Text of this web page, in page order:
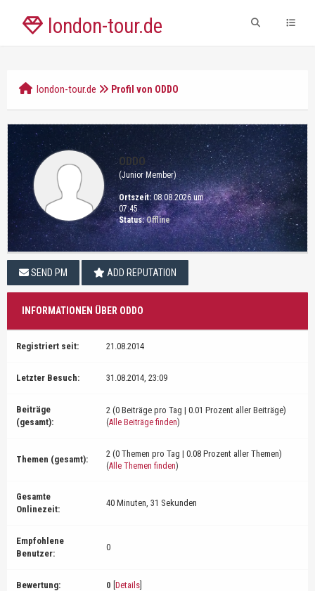
london-tour.de
london-tour.de Profil von ODDO
ODDO
(Junior Member)
Ortszeit:08.08.2026 um
07:45
Status: Offline
SEND PM ADD REPUTATION
INFORMATIONEN ÜBER ODDO
Registriert seit: 21.08.2014
Letzter Besuch: 31.08.2014, 23:09
Beiträge
(gesamt):
2 (0 Beiträge pro Tag | 0.01 Prozent aller Beiträge)
(Alle Beiträge finden)
Themen (gesamt):
2 (0 Themen pro Tag | 0.08 Prozent aller Themen)
(Alle Themen finden)
Gesamte
Onlinezeit:
40 Minuten, 31 Sekunden
Empfohlene
Benutzer:
0
Bewertung: 0 Details